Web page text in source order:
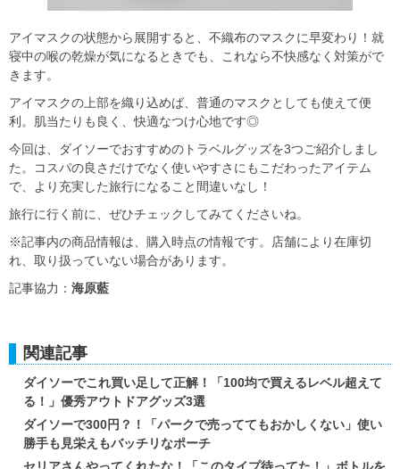
アイマスクの状態から展開すると、不織布のマスクに早変わり！就
寝中の喉の乾燥が気になるときでも、これなら不快感なく対策がで
きます。
アイマスクの上部を織り込めば、普通のマスクとしても使えて便
利。肌当たりも良く、快適なつけ心地です◎
今回は、ダイソーでおすすめのトラベルグッズを3つご紹介しまし
た。コスパの良さだけでなく使いやすさにもこだわったアイテム
で、より充実した旅行になること間違いなし！
旅行に行く前に、ぜひチェックしてみてくださいね。
※記事内の商品情報は、購入時点の情報です。店舗により在庫切
れ、取り扱っていない場合があります。
記事協力： 海原藍
関連記事
ダイソーでこれ買い足して正解！「100均で買えるレベル超えて
る！」優秀アウトドアグッズ3選
ダイソーで300円？！「パークで売っててもおかしくない」使い
勝手も見栄えもバッチリなポーチ